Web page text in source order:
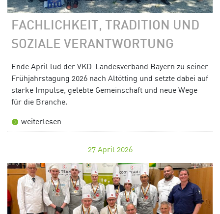
FACHLICHKEIT, TRADITION UND
SOZIALE VERANTWORTUNG
Ende April lud der VKD-Landesverband Bayern zu seiner
Frühjahrstagung 2026 nach Altötting und setzte dabei auf
starke Impulse, gelebte Gemeinschaft und neue Wege
für die Branche.
weiterlesen
27 April 2026